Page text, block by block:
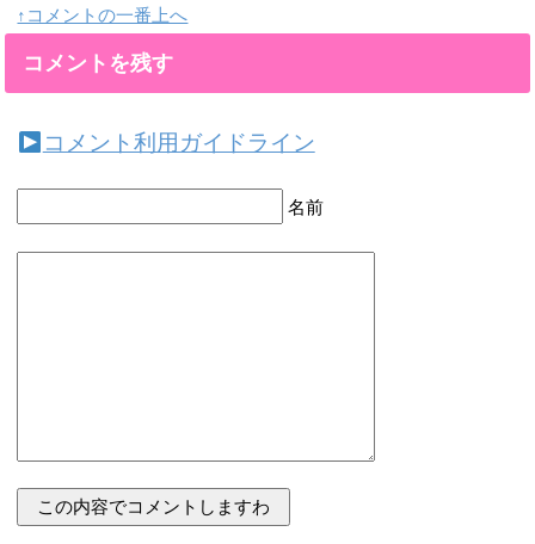
↑コメントの一番上へ
コメントを残す
コメント利用ガイドライン
名前